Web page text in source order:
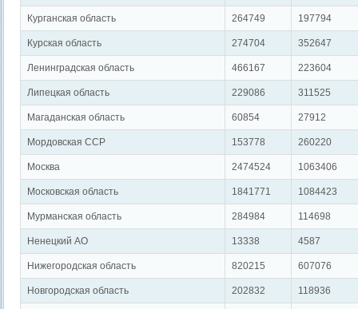
Курганская область 264749 197794
Курская область 274704 352647
Ленинградская область 466167 223604
Липецкая область 229086 311525
Магаданская область 60854 27912
Мордовская ССР 153778 260220
Москва 2474524 1063406
Московская область 1841771 1084423
Мурманская область 284984 114698
Ненецкий АО 13338 4587
Нижегородская область 820215 607076
Новгородская область 202832 118936